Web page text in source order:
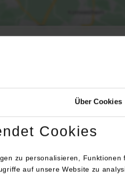
Über Cookies
Cookies
zu personalisieren, Funktionen
auf unsere Website zu
an Google Maps übertragen.
aktivieren